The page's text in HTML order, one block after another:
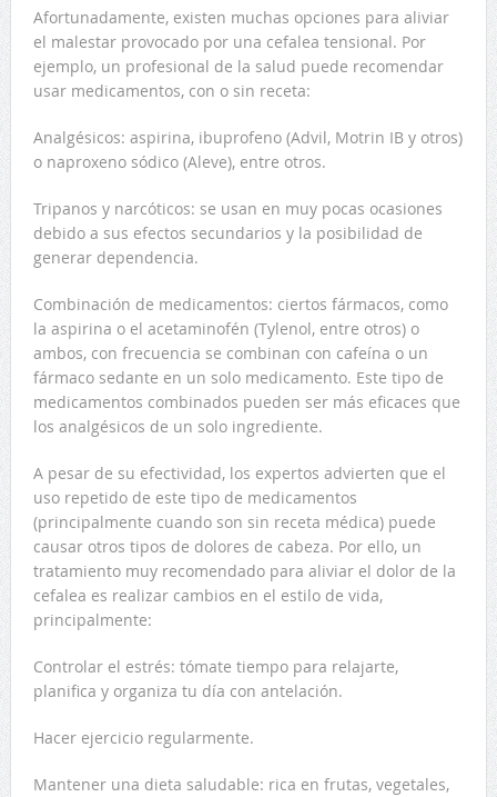
Afortunadamente, existen muchas opciones para aliviar
el malestar provocado por una cefalea tensional. Por
ejemplo, un profesional de la salud puede recomendar
usar medicamentos, con o sin receta:
Analgésicos: aspirina, ibuprofeno (Advil, Motrin IB y otros)
o naproxeno sódico (Aleve), entre otros.
Tripanos y narcóticos: se usan en muy pocas ocasiones
debido a sus efectos secundarios y la posibilidad de
generar dependencia.
Combinación de medicamentos: ciertos fármacos, como
la aspirina o el acetaminofén (Tylenol, entre otros) o
ambos, con frecuencia se combinan con cafeína o un
fármaco sedante en un solo medicamento. Este tipo de
medicamentos combinados pueden ser más eficaces que
los analgésicos de un solo ingrediente.
A pesar de su efectividad, los expertos advierten que el
uso repetido de este tipo de medicamentos
(principalmente cuando son sin receta médica) puede
causar otros tipos de dolores de cabeza. Por ello, un
tratamiento muy recomendado para aliviar el dolor de la
cefalea es realizar cambios en el estilo de vida,
principalmente:
Controlar el estrés: tómate tiempo para relajarte,
planifica y organiza tu día con antelación.
Hacer ejercicio regularmente.
Mantener una dieta saludable: rica en frutas, vegetales,